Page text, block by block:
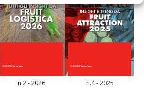
n.2 - 2026 n.4 - 2025